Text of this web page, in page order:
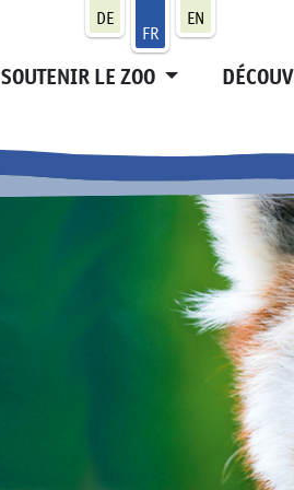
SOUTENIR LE ZOO
DE
FR
EN